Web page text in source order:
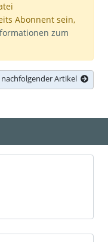
Abonnent sein,
zum
nachfolgender Artikel